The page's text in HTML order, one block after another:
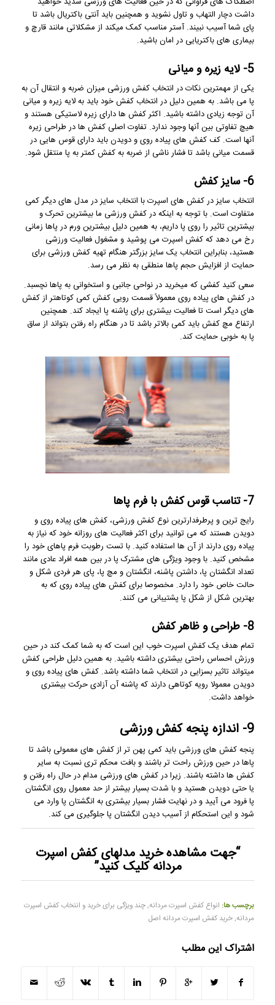
داشت دچار التهاب و تاول نشوید و همچنین باید آنتی باکتریال باشد تا
پای شما آسیب نبیند. آستر مناسب کمک میکند از مشکلاتی مانند قارچ و
بیماری های باکتریایی در امان باشید.
5- لایه زیره و میانی
یکی از مهمترین نکات در انتخاب کفش ورزشی میزان ضربه و انتقال آن به
پا می باشد. به همین دلیل در انتخاب کفش خود باید به لایه زیره و میانی
آن توجه زیادی داشته باشید. اکثر کفش ها دارای زیره لاستیکی هستند و
هیچ تفاوتی بین آنها وجود ندارد. تفاوت اصلی کفش ها در طراحی زیره
آنها است. کف کفش های پیاده روی و دویدن باید دارای قوس هایی در
قسمت میانی باشد تا فشار ناشی از ضربه به کفش کمتر به پا منتقل شود.
6- سایز کفش
انتخاب سایز در کفش های اسپرت با انتخاب سایز در مدل های دیگر کمی
متفاوت است. با توجه به اینکه در کفش ورزشی ما بیشترین تحرک و
بیشترین تاثیر را روی پا داریم، به همین دلیل بیشترین ورم در پاها زمانی
رخ می دهد که کفش اسپرت می پوشید و مشغول فعالیت ورزشی
هستید، بنابراین انتخاب یک سایز بزرگتر هنگام تهیه کفش ورزشی برای
حمایت از افزایش حجم پاها منطقی به نظر می رسد.
سعی کنید کفشی که میخرید در نواحی جانبی و استخوانی به پاها نچسبد.
در کفش های پیاده روی معمولاً قسمت رویی کفش کمی کوتاهتر از کفش
های دیگر است تا فعالیت بیشتری برای پاشنه پا ایجاد کند. همچنین
ارتفاع مچ کفش باید کمی بالاتر باشد تا در هنگام راه رفتن بتواند از ساق
پا به خوبی حمایت کند.
7- تناسب قوس کفش با فرم پاها
رایج ترین و پرطرفدارترین نوع کفش ورزشی، کفش های پیاده روی و
دویدن هستند که می توانید برای اکثر فعالیت های روزانه خود که نیاز به
پیاده روی دارند از آن ها استفاده کنید. با تست رطوبت فرم پاهای خود را
مشخص کنید. با وجود ویژگی های مشترک پا در بین همه افراد عادی مانند
تعداد انگشتان پا، داشتن پاشنه، انگشتان و مچ پا، پای هر فردی شکل و
حالت خاص خود را دارد. مخصوصا برای کفش های پیاده روی که به
بهترین شکل از شکل پا پشتیبانی می کنند.
8- طراحی و ظاهر کفش
تمام هدف یک کفش اسپرت خوب این است که به شما کمک کند در حین
ورزش احساس راحتی بیشتری داشته باشید. به همین دلیل طراحی کفش
میتواند تاثیر بسزایی در انتخاب شما داشته باشد. کفش های پیاده روی و
دویدن معمولا رویه کوتاهی دارند که پاشنه آن آزادی حرکت بیشتری
خواهد داشت.
9- اندازه پنجه کفش ورزشی
پنجه کفش های ورزشی باید کمی پهن تر از کفش های معمولی باشد تا
پاها در حین ورزش راحت تر باشند و بافت محکم تری نسبت به سایر
کفش ها داشته باشند. زیرا در کفش های ورزشی مدام در حال راه رفتن و
یا حتی دویدن هستید و با شدت بسیار بیشتر از حد معمول روی انگشتان
پا فرود می آیید و در نهایت فشار بسیار بیشتری به انگشتان پا وارد می
شود و این استحکام از آسیب دیدن انگشتان پا جلوگیری می کند.
“جهت مشاهده خریدمدلهای کفش اسپرت
مردانهکلیک کنید”
برچسب ها: انواع کفش اسپرت مردانه,چند ویژگی برای خرید و انتخاب کفش اسپرت
مردانه,خرید کفش اسپرت مردانه اصل
اشتراک این مطلب